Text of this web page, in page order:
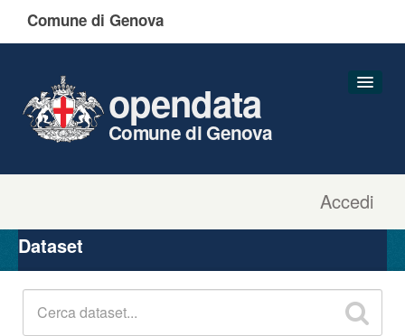
Comune di Genova
Accedi
opendata
Comune di Genova
Organizzazioni
Gruppi
Dataset